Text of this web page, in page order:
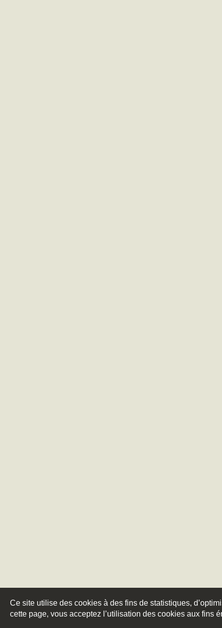
Ce site utilise des cookies à des fins de statistiques,
cette page, vous acceptez l’utilisation des cookies aux fins